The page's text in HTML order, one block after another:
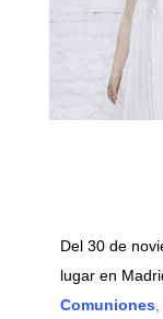
Del 30 de
lugar en
Comuniones,